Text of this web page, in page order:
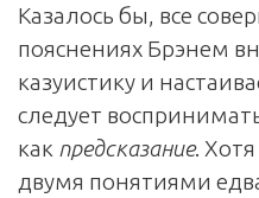
Казалось бы, все
пояснениях Брэнем
казуистику и
следует
как предсказание.
двумя понятиями